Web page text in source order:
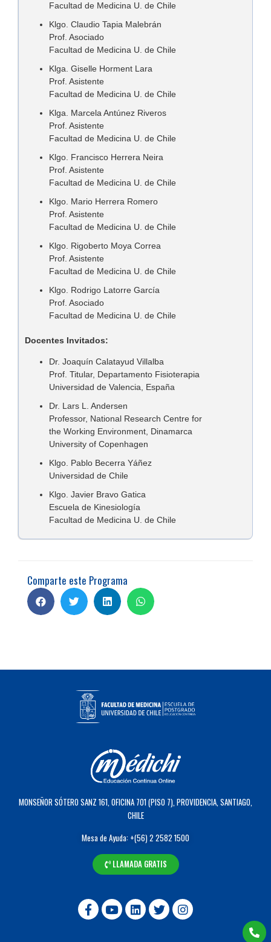
Facultad de Medicina U. de Chile
Klgo. Claudio Tapia Malebrán
Prof. Asociado
Facultad de Medicina U. de Chile
Klga. Giselle Horment Lara
Prof. Asistente
Facultad de Medicina U. de Chile
Klga. Marcela Antúnez Riveros
Prof. Asistente
Facultad de Medicina U. de Chile
Klgo. Francisco Herrera Neira
Prof. Asistente
Facultad de Medicina U. de Chile
Klgo. Mario Herrera Romero
Prof. Asistente
Facultad de Medicina U. de Chile
Klgo. Rigoberto Moya Correa
Prof. Asistente
Facultad de Medicina U. de Chile
Klgo. Rodrigo Latorre García
Prof. Asociado
Facultad de Medicina U. de Chile
Docentes Invitados:
Dr. Joaquín Calatayud Villalba
Prof. Titular, Departamento Fisioterapia
Universidad de Valencia, España
Dr. Lars L. Andersen
Professor, National Research Centre for
the Working Environment, Dinamarca
University of Copenhagen
Klgo. Pablo Becerra Yáñez
Universidad de Chile
Klgo. Javier Bravo Gatica
Escuela de Kinesiología
Facultad de Medicina U. de Chile
Comparte este Programa
MONSEÑOR SÓTERO SANZ 161, OFICINA 701 (PISO 7), PROVIDENCIA, SANTIAGO,
CHILE
Mesa de Ayuda: +(56) 2 2582 1500
LLAMADA GRATIS